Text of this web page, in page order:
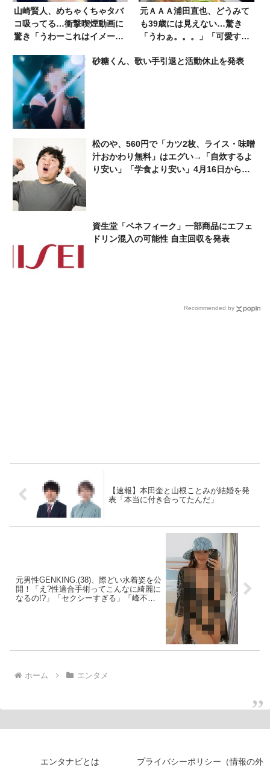
山崎賢人、めちゃくちゃタバ
コ吸ってる…衝撃喫煙動画に
驚き「うわーこれはイメージ
元ＡＡＡ浦田直也、どうみて
も39歳には見えない…驚き
「うわぁ。。。」「可愛すぎ
砂糖くん、歌い手引退と活動休止を発表
松のや、560円で「カツ2枚、ライス・味噌
汁おかわり無料」はエグい→「自炊するよ
り安い」「学食より安い」4月16日から
資生堂「ベネフィーク」一部商品にエフェ
ドリン混入の可能性 自主回収を発表
Recommended by
【速報】本田奎と山根ことみが結婚を発
表「本当に付き合ってたんだ」
元男性GENKING.(38)、際どい水着姿を公
開！「え?性適合手術ってこんなに綺麗に
なるの!?」「セクシーすぎる」「峰不二
ホーム エンタメ
エンタナビとは プライバシーポリシー（情報の外